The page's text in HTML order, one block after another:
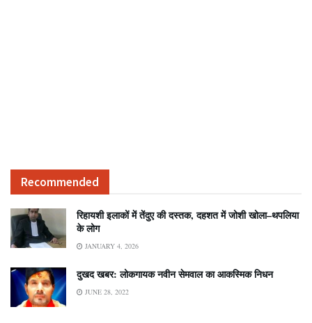
Recommended
रिहायशी इलाकों में तेंदुए की दस्तक, दहशत में जोशी खोला–थपलिया
के लोग
JANUARY 4, 2026
दुखद खबर: लोकगायक नवीन सेमवाल का आकस्मिक निधन
JUNE 28, 2022